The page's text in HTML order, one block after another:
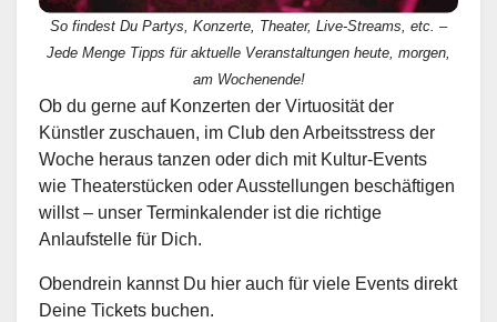
So findest Du Partys, Konzerte, Theater, Live-Streams, etc. –
Jede Menge Tipps für aktuelle Veranstaltungen heute, morgen,
am Wochenende!
Ob du gerne auf Konzerten der Virtuosität der
Künstler zuschauen, im Club den Arbeitsstress der
Woche heraus tanzen oder dich mit Kultur-Events
wie Theaterstücken oder Ausstellungen beschäftigen
willst – unser Terminkalender ist die richtige
Anlaufstelle für Dich.
Obendrein kannst Du hier auch für viele Events direkt
Deine Tickets buchen.